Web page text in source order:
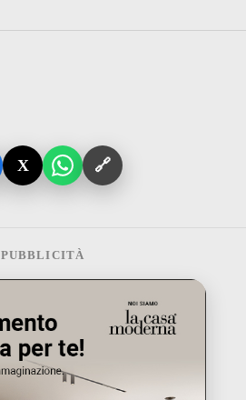
X 🔗
PUBBLICITÀ